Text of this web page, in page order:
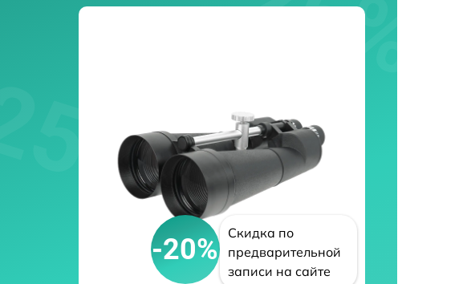
-20%
Скидка по
предварительной
записи на сайте